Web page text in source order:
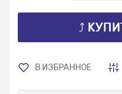
⤴
В ИЗБРАННОЕ